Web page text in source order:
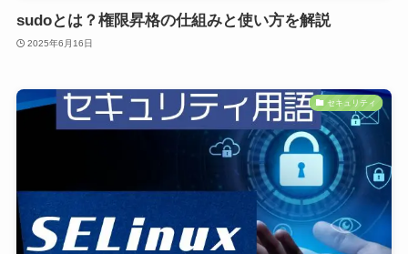
sudoとは？権限昇格の仕組みと使い方を解説
2025年6月16日
セキュリティ